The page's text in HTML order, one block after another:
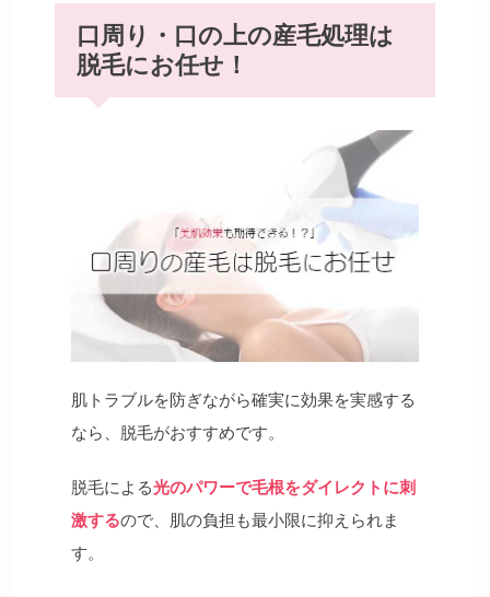
口周り・口の上の産毛処理は
脱毛にお任せ！
肌トラブルを防ぎながら確実に効果を実感する
なら、脱毛がおすすめです。
脱毛による光のパワーで毛根をダイレクトに刺
激するので、肌の負担も最小限に抑えられま
す。